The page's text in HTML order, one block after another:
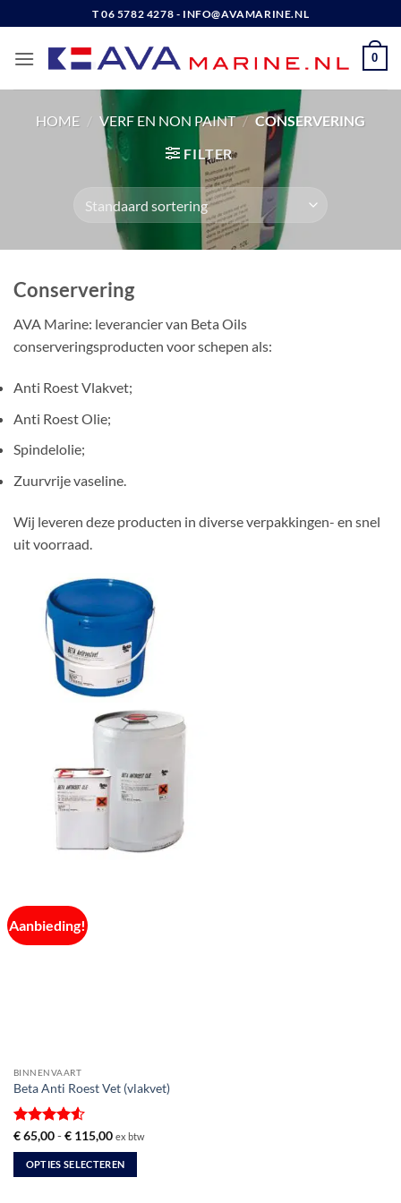
naar
inhoud
T 06 5782 4278 - INFO@AVAMARINE.NL
0
HOME / VERF EN NON PAINT / CONSERVERING
FILTER
Conservering
AVA Marine: leverancier van Beta Oils
conserveringsproducten voor schepen als:
Anti Roest Vlakvet;
Anti Roest Olie;
Spindelolie;
Zuurvrije vaseline.
Wij leveren deze producten in diverse verpakkingen- en snel
uit voorraad.
Aanbieding!
BINNENVAART
Beta Anti Roest Vet (vlakvet)
Gewaardeerd
4.5uit 5
€65,00 - €115,00Prijsklasse:
tot
€ 115,00
ex btw
OPTIES SELECTEREN